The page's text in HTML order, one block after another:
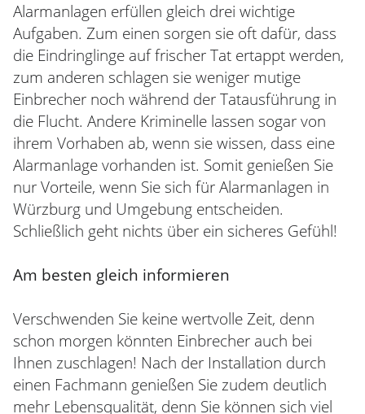
Alarmanlagen erfüllen gleich drei wichtige
Aufgaben. Zum einen sorgen sie oft dafür, dass
die Eindringlinge auf frischer Tat ertappt werden,
zum anderen schlagen sie weniger mutige
Einbrecher noch während der Tatausführung in
die Flucht. Andere Kriminelle lassen sogar von
ihrem Vorhaben ab, wenn sie wissen, dass eine
Alarmanlage vorhanden ist. Somit genießen Sie
nur Vorteile, wenn Sie sich für Alarmanlagen in
Würzburg und Umgebung entscheiden.
Schließlich geht nichts über ein sicheres Gefühl!
Am besten gleich informieren
Verschwenden Sie keine wertvolle Zeit, denn
schon morgen könnten Einbrecher auch bei
Ihnen zuschlagen! Nach der Installation durch
einen Fachmann genießen Sie zudem deutlich
mehr Lebensqualität, denn Sie können sich viel